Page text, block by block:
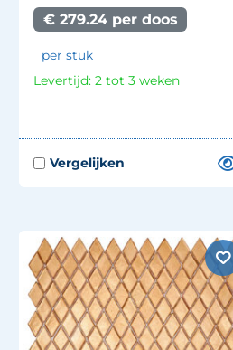
€ 279.24 per doos
per stuk
Levertijd: 2 tot 3 weken